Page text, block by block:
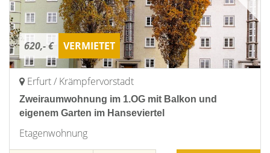
620,- € VERMIETET
Erfurt / Krämpfervorstadt
Zweiraumwohnung im 1.OG mit Balkon und
eigenem Garten im Hanseviertel
Etagenwohnung